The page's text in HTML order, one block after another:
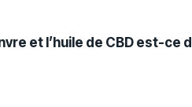
et l’huile de CBD est-ce